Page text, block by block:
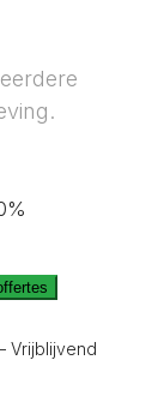
Vrijblijvend